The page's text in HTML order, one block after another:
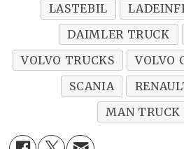
LASTEBIL
DAIMLER TRUCK
VOLVO TRUCKS
VOLVO
SCANIA
MAN TRUCK